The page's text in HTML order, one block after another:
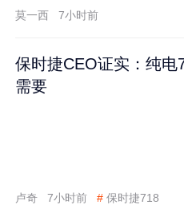
莫一西 7小时前
保时捷CEO证实：纯电
需要
卢奇 7小时前 # 保时捷718